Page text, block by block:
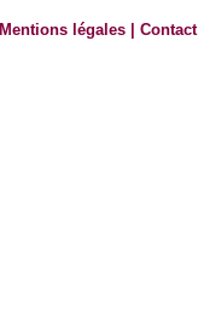
Mentions légales |Contact